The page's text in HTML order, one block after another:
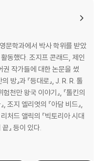
문학과에서 박사 학위를 받았
동했다. 조지프 콘래드, 제인
작가들에 대한 논문을 썼
방』과 『등대로』, J. R. R. 톨
험천만 왕국 이야기』, 『톨킨의
, 조지 엘리엇의 『아담 비드』,
처드 앨릭의 『빅토리아 시대
』 등이 있다.